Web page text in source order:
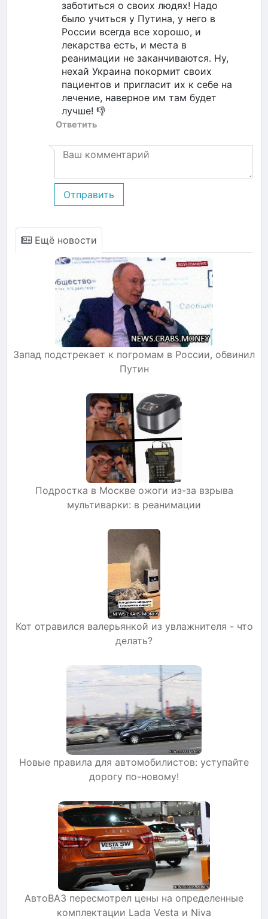
заботиться о своих людях! Надо
было учиться у Путина, у него в
России всегда все хорошо, и
лекарства есть, и места в
реанимации не заканчиваются. Ну,
нехай Украина покормит своих
пациентов и пригласит их к себе на
лечение, наверное им там будет
лучше! 👎
Ответить
Отправить
Ещё новости
Запад подстрекает к погромам в России, обвинил
Путин
Подростка в Москве ожоги из-за взрыва
мультиварки: в реанимации
Кот отравился валерьянкой из увлажнителя - что
делать?
Новые правила для автомобилистов: уступайте
дорогу по-новому!
АвтоВАЗ пересмотрел цены на определенные
комплектации Lada Vesta и Niva